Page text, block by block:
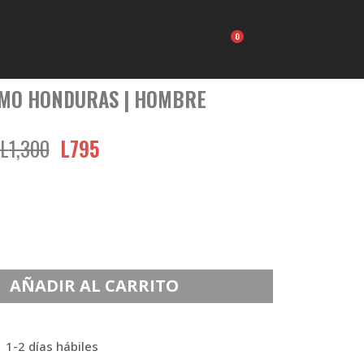
Carrito
HONDURAS | HOMBRE
L1,300 L795
AÑADIR AL CARRITO
2 días hábiles